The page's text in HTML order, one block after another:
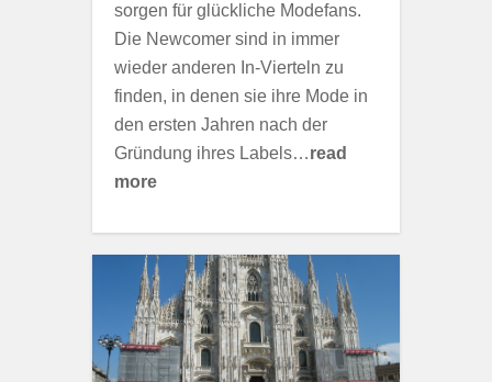
sorgen für glückliche Modefans.
Die Newcomer sind in immer
wieder anderen In-Vierteln zu
finden, in denen sie ihre Mode in
den ersten Jahren nach der
Gründung ihres Labels…read
more